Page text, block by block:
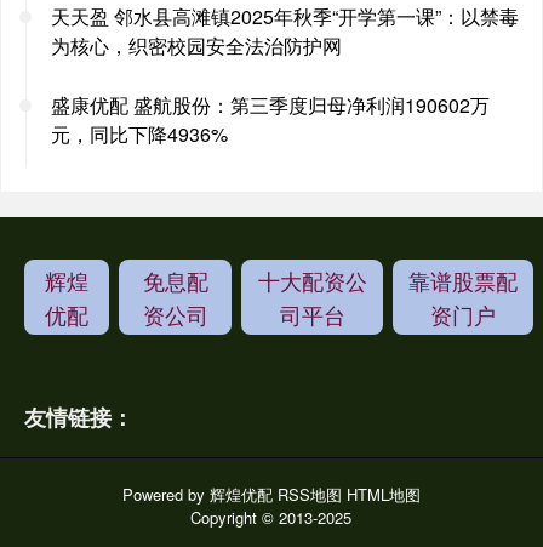
天天盈 邻水县高滩镇2025年秋季“开学第一课”：以禁毒
为核心，织密校园安全法治防护网
盛康优配 盛航股份：第三季度归母净利润190602万
元，同比下降4936%
辉煌
优配
免息配
资公司
十大配资公
司平台
靠谱股票配
资门户
友情链接：
Powered by 辉煌优配 RSS地图 HTML地图
Copyright© 2013-2025